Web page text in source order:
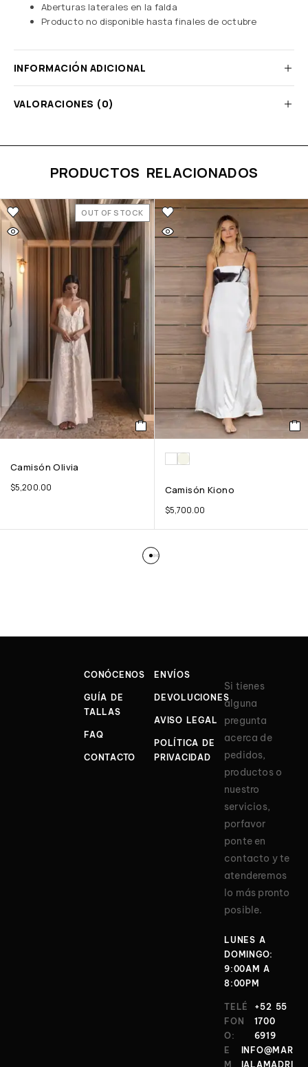
Aberturas laterales en la falda
Producto no disponible hasta finales de octubre
INFORMACIÓN ADICIONAL
VALORACIONES (0)
PRODUCTOS RELACIONADOS
OUT OF STOCK
Camisón Olivia
$5,200.00 Camisón Kiono
$5,700.00
CONÓCENOS
GUÍA DE
TALLAS
FAQ
CONTACTO
ENVÍOS
DEVOLUCIONES
AVISO LEGAL
POLÍTICA DE
PRIVACIDAD
Si tienes
alguna
pregunta
acerca de
pedidos,
productos o
nuestro
servicios,
porfavor
ponte en
contacto y te
atenderemos
lo más pronto
posible.
LUNES A
DOMINGO:
9:00AM A
8:00PM
TELÉ
FON
O:
+52 55
1700
6919
E
M
INFO@MAR
IALAMADRI